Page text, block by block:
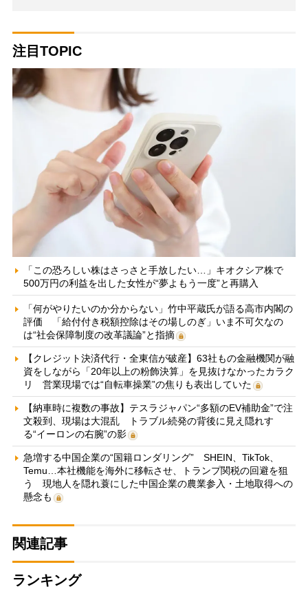
注目TOPIC
「この恐ろしい株はさっさと手放したい…」キオクシア株で
500万円の利益を出した女性が“夢よもう一度”と再購入
「何がやりたいのか分からない」竹中平蔵氏が語る高市内閣の
評価 「給付付き税額控除はその場しのぎ」いま不可欠なの
は“社会保障制度の改革議論”と指摘
【クレジット決済代行・全東信が破産】63社もの金融機関が融
資をしながら「20年以上の粉飾決算」を見抜けなかったカラク
リ 営業現場では“自転車操業”の焦りも表出していた
【納車時に複数の事故】テスラジャパン“多額のEV補助金”で注
文殺到、現場は大混乱 トラブル続発の背後に見え隠れす
る“イーロンの右腕”の影
急増する中国企業の“国籍ロンダリング” SHEIN、TikTok、
Temu…本社機能を海外に移転させ、トランプ関税の回避を狙
う 現地人を隠れ蓑にした中国企業の農業参入・土地取得への
懸念も
関連記事
ランキング